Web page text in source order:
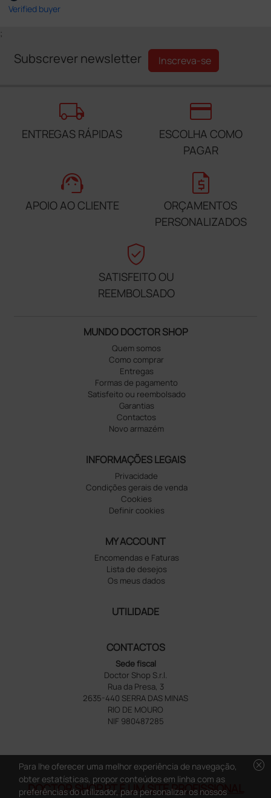
Verified buyer
;
Subscrever newsletter Inscreva-se
local_shipping
ENTREGAS RÁPIDAS
credit_card
ESCOLHA COMO
PAGAR
support_agent
APOIO AO CLIENTE
request_quote
ORÇAMENTOS
PERSONALIZADOS
verified_user
SATISFEITO OU
REEMBOLSADO
MUNDO DOCTOR SHOP
Quem somos
Como comprar
Entregas
Formas de pagamento
Satisfeito ou reembolsado
Garantias
Contactos
Novo armazém
INFORMAÇÕES LEGAIS
Privacidade
Condições gerais de venda
Cookies
Definir cookies
MY ACCOUNT
Encomendas e Faturas
Lista de desejos
Os meus dados
UTILIDADE
CONTACTOS
Sede fiscal
Doctor Shop S.r.l.
Rua da Presa, 3
2635-440 SERRA DAS MINAS
RIO DE MOURO
NIF 980487285
DOCTOR SHOP.PT É UM SITE PROFISSIONAL
cancel
Para lhe oferecer uma melhor experiência de navegação,
obter estatísticas, propor conteúdos em linha com as
preferências do utilizador, para personalizar os nossos